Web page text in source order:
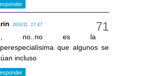
20/3/11, 17:47
no..no es la
que algunos se
incluso